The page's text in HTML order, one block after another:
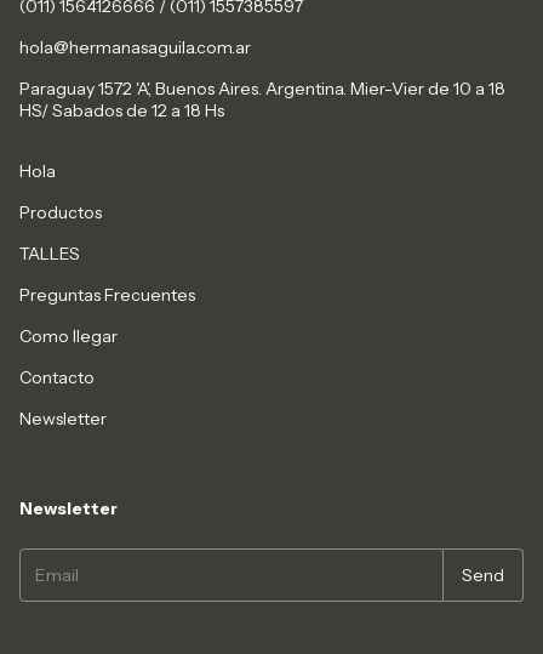
(011) 1564126666 / (011) 1557385597
hola@hermanasaguila.com.ar
Paraguay 1572 'A', Buenos Aires. Argentina. Mier-Vier de 10 a 18
HS/ Sabados de 12 a 18 Hs
Hola
Productos
TALLES
Preguntas Frecuentes
Como llegar
Contacto
Newsletter
Newsletter